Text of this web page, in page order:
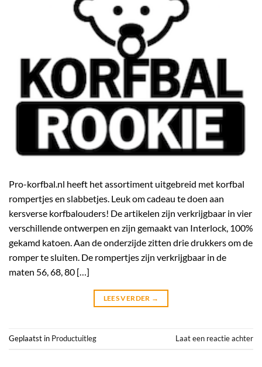
Pro-korfbal.nl heeft het assortiment uitgebreid met korfbal
rompertjes en slabbetjes. Leuk om cadeau te doen aan
kersverse korfbalouders! De artikelen zijn verkrijgbaar in vier
verschillende ontwerpen en zijn gemaakt van Interlock, 100%
gekamd katoen. Aan de onderzijde zitten drie drukkers om de
romper te sluiten. De rompertjes zijn verkrijgbaar in de
maten 56, 68, 80 […]
LEES VERDER →
Geplaatst in Productuitleg Laat een reactie achter